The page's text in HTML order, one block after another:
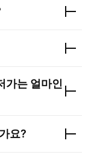
가는 얼마인
요?